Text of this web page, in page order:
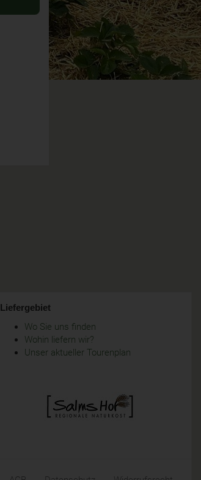
Liefergebiet
Wo Sie uns finden
Wohin liefern wir?
Unser aktueller Tourenplan